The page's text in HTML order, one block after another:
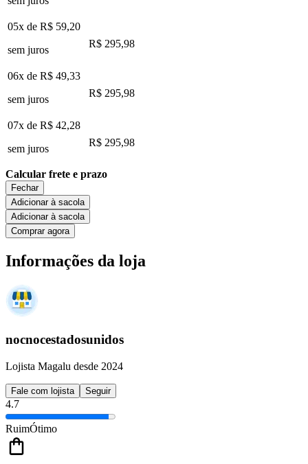
05x de R$ 59,20
sem juros
R$ 295,98
06x de R$ 49,33
sem juros
R$ 295,98
07x de R$ 42,28
sem juros
R$ 295,98
Calcular frete e prazo
Fechar
Adicionar à sacola
Adicionar à sacola
Comprar agora
Informações da loja
nocnocestadosunidos
Lojista Magalu desde 2024
Fale com lojista Seguir
4.7
RuimÓtimo